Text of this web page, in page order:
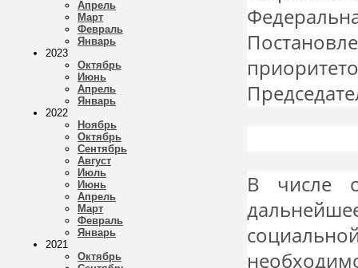
Апрель
Март
Февраль
Январь
2023
Октябрь
Июнь
Апрель
Январь
2022
Ноябрь
Октябрь
Сентябрь
Август
Июль
Июнь
Апрель
Март
Февраль
Январь
2021
Октябрь
В числе